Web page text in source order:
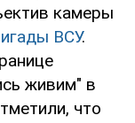
камеры
ВСУ.
живим" в
что